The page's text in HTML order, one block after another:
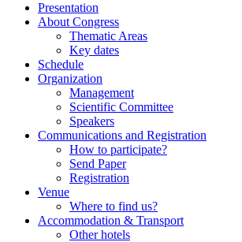
Presentation
About Congress
Thematic Areas
Key dates
Schedule
Organization
Management
Scientific Committee
Speakers
Communications and Registration
How to participate?
Send Paper
Registration
Venue
Where to find us?
Accommodation & Transport
Other hotels